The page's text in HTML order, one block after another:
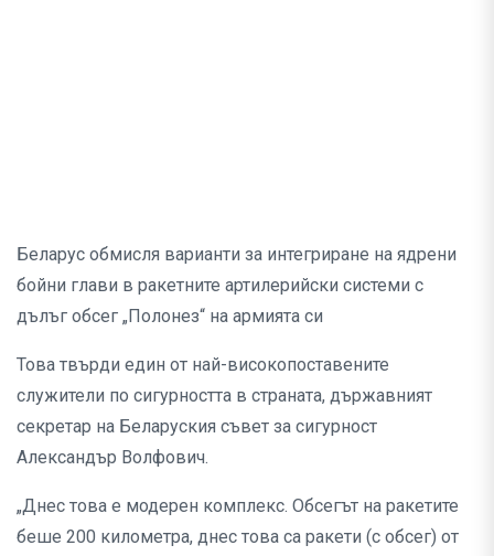
Беларус обмисля варианти за интегриране на ядрени
бойни глави в ракетните артилерийски системи с
дълъг обсег „Полонез“ на армията си
Това твърди един от най-високопоставените
служители по сигурността в страната, държавният
секретар на Беларуския съвет за сигурност
Александър Волфович.
„Днес това е модерен комплекс. Обсегът на ракетите
беше 200 километра, днес това са ракети (с обсег) от